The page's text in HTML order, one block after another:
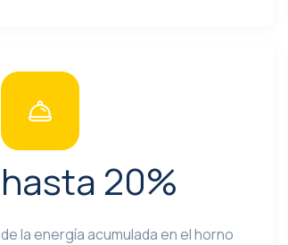
hasta 20%
de la energía acumulada en el horno